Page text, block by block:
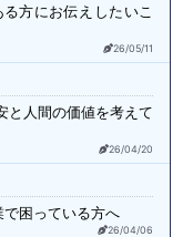
る方にお伝えしたいこ
26/05/11
と人間の価値を考えて
26/04/20
で困っている方へ
26/04/06